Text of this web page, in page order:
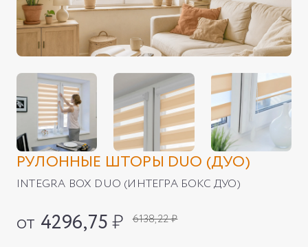
РУЛОННЫЕ ШТОРЫ DUO (ДУО)
INTEGRA BOX DUO (ИНТЕГРА БОКС ДУО)
от 4296,75₽ 6138,22 ₽